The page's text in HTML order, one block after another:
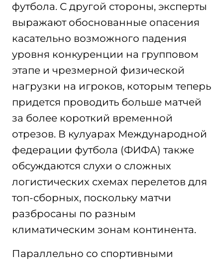
футбола. С другой стороны, эксперты
выражают обоснованные опасения
касательно возможного падения
уровня конкуренции на групповом
этапе и чрезмерной физической
нагрузки на игроков, которым теперь
придется проводить больше матчей
за более короткий временной
отрезов. В кулуарах Международной
федерации футбола (ФИФА) также
обсуждаются слухи о сложных
логистических схемах перелетов для
топ-сборных, поскольку матчи
разбросаны по разным
климатическим зонам континента.
Параллельно со спортивными